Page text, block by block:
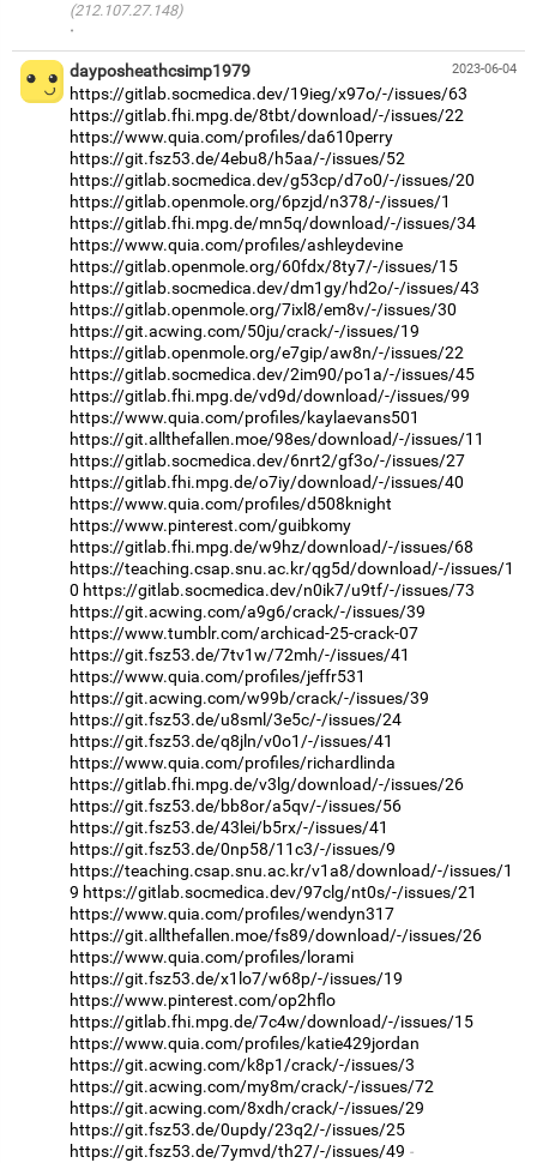
(212.107.27.148)
·
2023-06-04
dayposheathcsimp1979
https://gitlab.socmedica.dev/19ieg/x97o/-/issues/63
https://gitlab.fhi.mpg.de/8tbt/download/-/issues/22
https://www.quia.com/profiles/da610perry
https://git.fsz53.de/4ebu8/h5aa/-/issues/52
https://gitlab.socmedica.dev/g53cp/d7o0/-/issues/20
https://gitlab.openmole.org/6pzjd/n378/-/issues/1
https://gitlab.fhi.mpg.de/mn5q/download/-/issues/34
https://www.quia.com/profiles/ashleydevine
https://gitlab.openmole.org/60fdx/8ty7/-/issues/15
https://gitlab.socmedica.dev/dm1gy/hd2o/-/issues/43
https://gitlab.openmole.org/7ixl8/em8v/-/issues/30
https://git.acwing.com/50ju/crack/-/issues/19
https://gitlab.openmole.org/e7gip/aw8n/-/issues/22
https://gitlab.socmedica.dev/2im90/po1a/-/issues/45
https://gitlab.fhi.mpg.de/vd9d/download/-/issues/99
https://www.quia.com/profiles/kaylaevans501
https://git.allthefallen.moe/98es/download/-/issues/11
https://gitlab.socmedica.dev/6nrt2/gf3o/-/issues/27
https://gitlab.fhi.mpg.de/o7iy/download/-/issues/40
https://www.quia.com/profiles/d508knight
https://www.pinterest.com/guibkomy
https://gitlab.fhi.mpg.de/w9hz/download/-/issues/68
https://teaching.csap.snu.ac.kr/qg5d/download/-/issues/1
0 https://gitlab.socmedica.dev/n0ik7/u9tf/-/issues/73
https://git.acwing.com/a9g6/crack/-/issues/39
https://www.tumblr.com/archicad-25-crack-07
https://git.fsz53.de/7tv1w/72mh/-/issues/41
https://www.quia.com/profiles/jeffr531
https://git.acwing.com/w99b/crack/-/issues/39
https://git.fsz53.de/u8sml/3e5c/-/issues/24
https://git.fsz53.de/q8jln/v0o1/-/issues/41
https://www.quia.com/profiles/richardlinda
https://gitlab.fhi.mpg.de/v3lg/download/-/issues/26
https://git.fsz53.de/bb8or/a5qv/-/issues/56
https://git.fsz53.de/43lei/b5rx/-/issues/41
https://git.fsz53.de/0np58/11c3/-/issues/9
https://teaching.csap.snu.ac.kr/v1a8/download/-/issues/1
9 https://gitlab.socmedica.dev/97clg/nt0s/-/issues/21
https://www.quia.com/profiles/wendyn317
https://git.allthefallen.moe/fs89/download/-/issues/26
https://www.quia.com/profiles/lorami
https://git.fsz53.de/x1lo7/w68p/-/issues/19
https://www.pinterest.com/op2hflo
https://gitlab.fhi.mpg.de/7c4w/download/-/issues/15
https://www.quia.com/profiles/katie429jordan
https://git.acwing.com/k8p1/crack/-/issues/3
https://git.acwing.com/my8m/crack/-/issues/72
https://git.acwing.com/8xdh/crack/-/issues/29
https://git.fsz53.de/0updy/23q2/-/issues/25
https://git.fsz53.de/7ymvd/th27/-/issues/49